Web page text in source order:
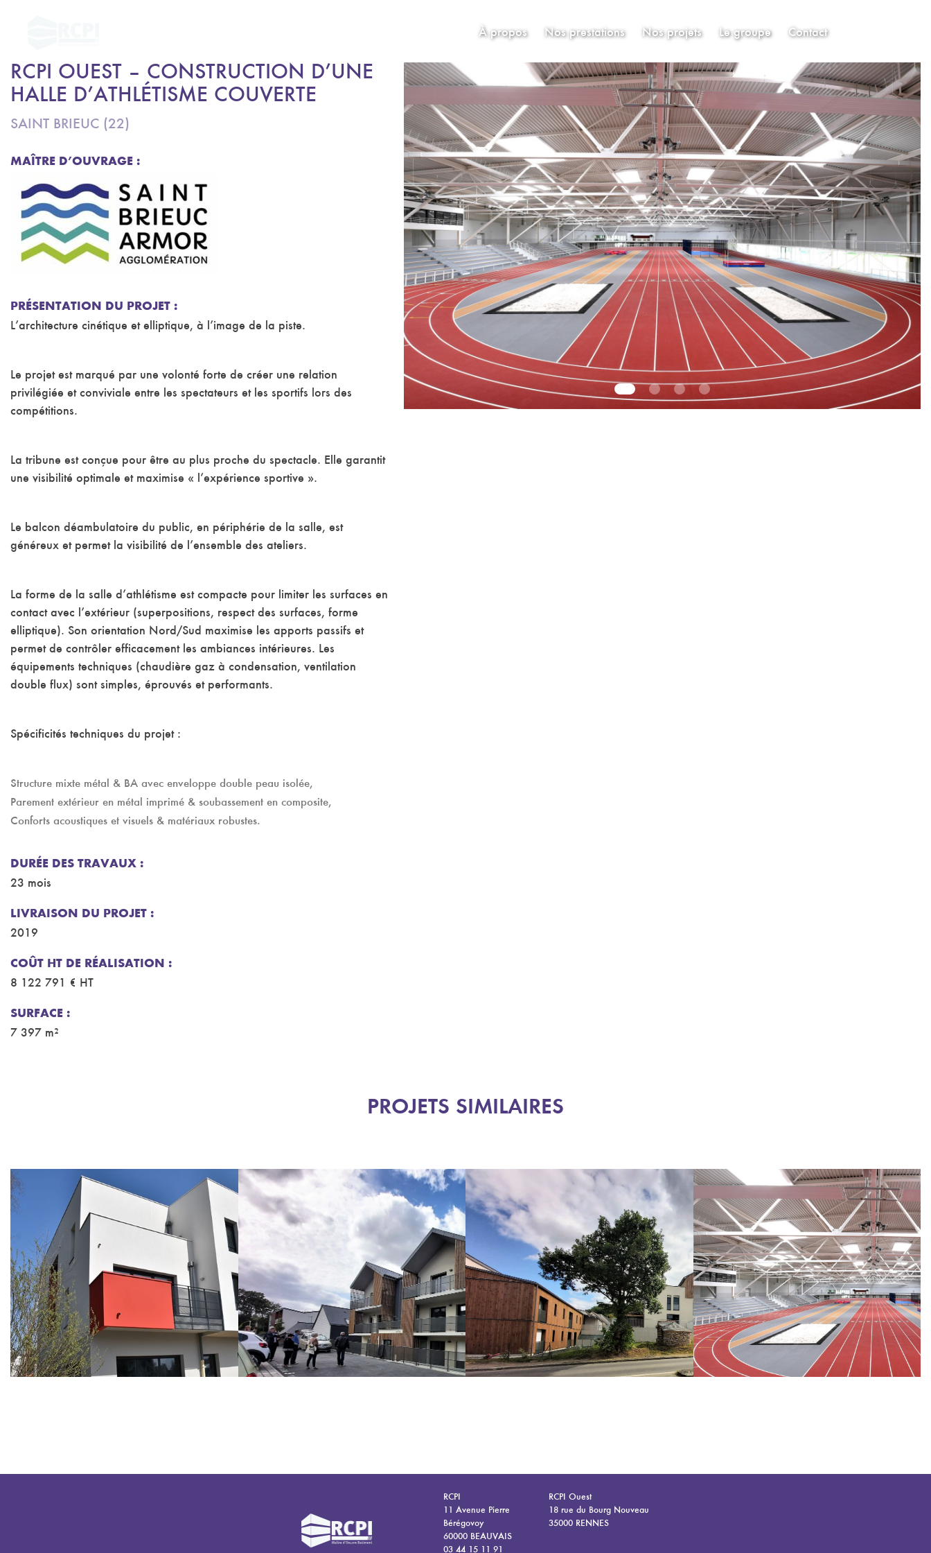
À propos Nos prestations Nos projets Le groupe Contact
RCPI OUEST – CONSTRUCTION D’UNE
HALLE D’ATHLÉTISME COUVERTE
SAINT BRIEUC (22)
MAÎTRE D’OUVRAGE :
PRÉSENTATION DU PROJET :
L’architecture cinétique et elliptique, à l’image de la piste.
Le projet est marqué par une volonté forte de créer une relation
privilégiée et conviviale entre les spectateurs et les sportifs lors des
compétitions.
La tribune est conçue pour être au plus proche du spectacle. Elle garantit
une visibilité optimale et maximise « l’expérience sportive ».
Le balcon déambulatoire du public, en périphérie de la salle, est
généreux et permet la visibilité de l’ensemble des ateliers.
La forme de la salle d’athlétisme est compacte pour limiter les surfaces en
contact avec l’extérieur (superpositions, respect des surfaces, forme
elliptique). Son orientation Nord/Sud maximise les apports passifs et
permet de contrôler efficacement les ambiances intérieures. Les
équipements techniques (chaudière gaz à condensation, ventilation
double flux) sont simples, éprouvés et performants.
Spécificités techniques du projet :
Structure mixte métal & BA avec enveloppe double peau isolée,
Parement extérieur en métal imprimé & soubassement en composite,
Conforts acoustiques et visuels & matériaux robustes.
DURÉE DES TRAVAUX :
23 mois
LIVRAISON DU PROJET :
2019
COÛT HT DE RÉALISATION :
8 122 791 € HT
SURFACE :
7 397 m²
PROJETS SIMILAIRES
RCPI
11 Avenue Pierre
Bérégovoy
60000 BEAUVAIS
03 44 15 11 91
RCPI Ouest
18 rue du Bourg Nouveau
35000 RENNES